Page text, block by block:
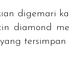
digemari
diamond